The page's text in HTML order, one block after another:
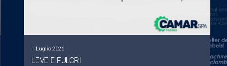
1 Luglio 2026
LEVE E FULCRI